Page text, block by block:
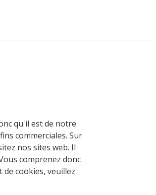
qu'il est de notre
commerciales. Sur
nos sites web. Il
comprenez donc
cookies, veuillez